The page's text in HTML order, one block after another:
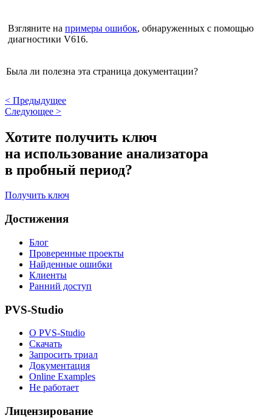
Взгляните на примеры ошибок, обнаруженных с помощью
диагностики V616.
Была ли полезна эта страница документации?
< Предыдущее
Следующее >
Хотите получить ключ
на использование анализатора
в пробный период?
Получить ключ
Достижения
Блог
Проверенные проекты
Найденные ошибки
Клиенты
Ранний доступ
PVS-Studio
О PVS-Studio
Скачать
Запросить триал
Документация
Online Examples
Не работает
Лицензирование